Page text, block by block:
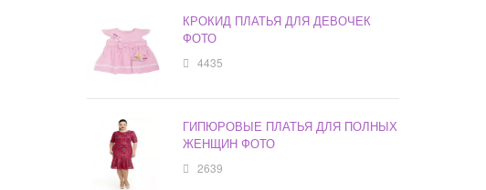
КРОКИД ПЛАТЬЯ ДЛЯ ДЕВОЧЕК
ФОТО
4435
ГИПЮРОВЫЕ ПЛАТЬЯ ДЛЯ ПОЛНЫХ
ЖЕНЩИН ФОТО
2639